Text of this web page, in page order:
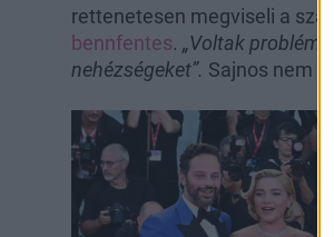
rettenetesen megviseli a
bennfentes. „Voltak
nehézségeket”. Sajnos nem